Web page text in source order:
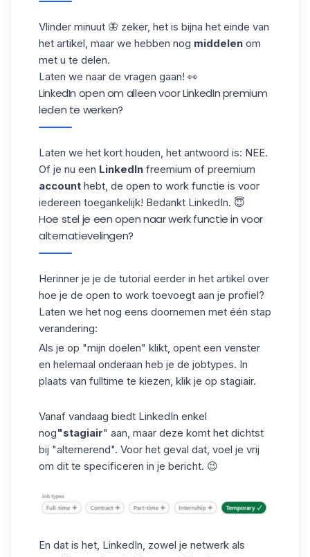
Vlinder minuut 🦋 zeker, het is bijna het einde van
het artikel, maar we hebben nog middelen om
met u te delen.
Laten we naar de vragen gaan! 👀
LinkedIn open om alleen voor LinkedIn premium
leden te werken?
Laten we het kort houden, het antwoord is: NEE.
Of je nu een LinkedIn freemium of preemium
account hebt, de open to work functie is voor
iedereen toegankelijk! Bedankt LinkedIn. 😇
Hoe stel je een open naar werk functie in voor
alternatievelingen?
Herinner je je de tutorial eerder in het artikel over
hoe je de open to work toevoegt aan je profiel?
Laten we het nog eens doornemen met één stap
verandering:
Als je op "mijn doelen" klikt, opent een venster
en helemaal onderaan heb je de jobtypes. In
plaats van fulltime te kiezen, klik je op stagiair.
Vanaf vandaag biedt LinkedIn enkel
nog"stagiair" aan, maar deze komt het dichtst
bij "alternerend". Voor het geval dat, voel je vrij
om dit te specificeren in je bericht. 😉
En dat is het, LinkedIn, zowel je netwerk als